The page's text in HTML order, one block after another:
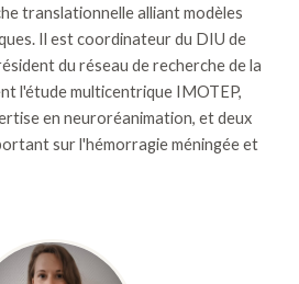
translationnelle alliant modèles
Il est coordinateur du DIU de
du réseau de recherche de la
l'étude multicentrique IMOTEP,
en neuroréanimation, et deux
sur l'hémorragie méningée et